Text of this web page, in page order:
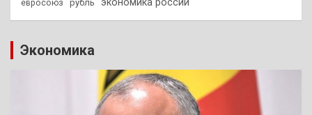
евросоюз рубль
Экономика